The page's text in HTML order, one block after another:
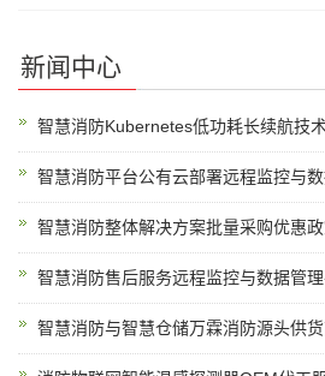
新闻中心
智慧消防Kubernetes低功耗长续航技
智慧消防平台公有云部署远程监控与
智慧消防整体解决方案批量采购优惠
智慧消防售后服务远程监控与数据管
智慧消防与智慧仓储万霖消防源头供